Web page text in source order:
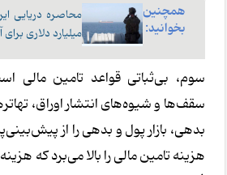
همچنین
بخوانید:
محاصره دریایی
میلیارد دلاری برای
سوم، بی‌ثباتی قواعد تامین مالی
سقف‌ها و شیوه‌های انتشار اوراق،
بدهی، بازار پول و بدهی را از
هزینه تامین مالی را بالا می‌برد که هزینه